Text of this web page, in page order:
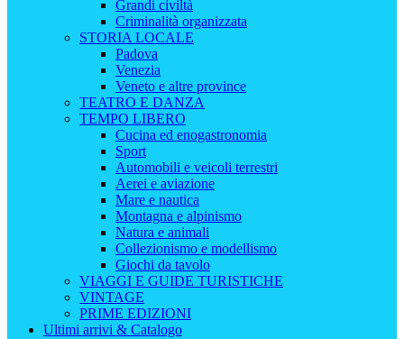
Grandi civiltà
Criminalità organizzata
STORIA LOCALE
Padova
Venezia
Veneto e altre province
TEATRO E DANZA
TEMPO LIBERO
Cucina ed enogastronomia
Sport
Automobili e veicoli terrestri
Aerei e aviazione
Mare e nautica
Montagna e alpinismo
Natura e animali
Collezionismo e modellismo
Giochi da tavolo
VIAGGI E GUIDE TURISTICHE
VINTAGE
PRIME EDIZIONI
Ultimi arrivi & Catalogo